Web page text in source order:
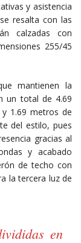
y asistencia
resalta con las
calzadas con
255/45
mantienen la
un total de 4.69
1.69 metros de
del estilo, pues
gracias al
y acabado
de techo con
la tercera luz de
en